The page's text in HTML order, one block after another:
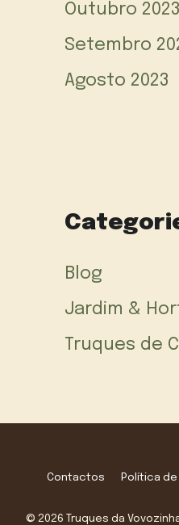
Outubro 2023
Setembro
Agosto 2023
Blog
Jardim &
Truques de
Contactos Política
© 2026 Truques da